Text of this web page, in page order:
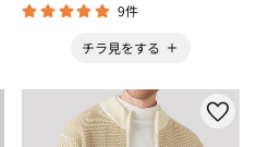
9件
チラ見をする